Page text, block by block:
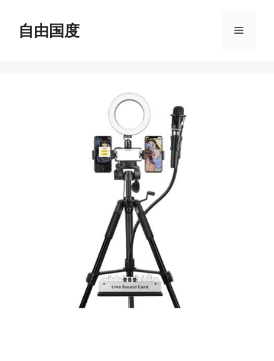
自由国度 菜